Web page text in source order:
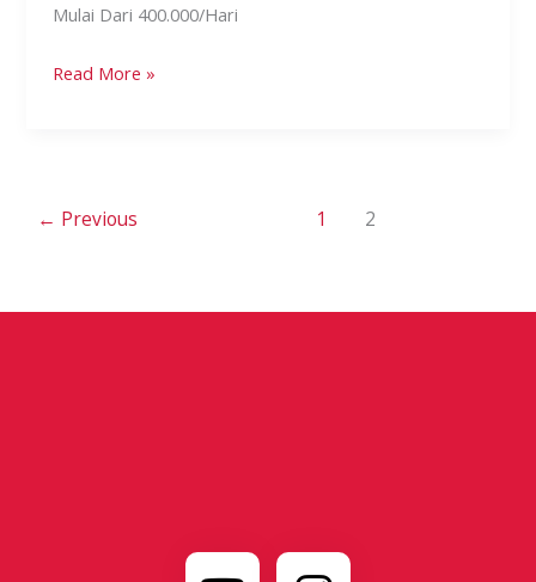
Mulai Dari 400.000/Hari
Read More »
← Previous 1 2